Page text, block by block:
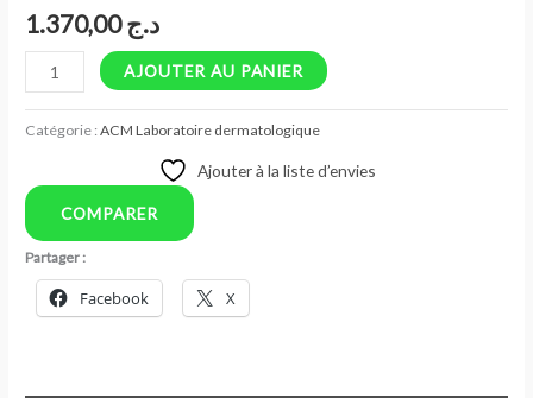
د.ج1.370,00
AJOUTER AU PANIER
Catégorie :ACM Laboratoire dermatologique
Ajouter à la liste d’envies
COMPARER
Partager :
Facebook X